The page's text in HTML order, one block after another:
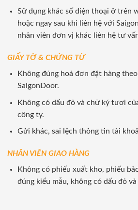
Sử dụng khác số điện thoại ở trên
hoặc ngay sau khi liên hệ với
nhân viên đơn vị khác liên hệ tư
GIẤY TỜ & CHỨNG TỪ
Không đúng hoá đơn đặt hàng
SaigonDoor.
Không có dấu đỏ và chữ ký tươi
công ty.
Gửi khác, sai lệch thông tin tài
NHÂN VIÊN GIAO HÀNG
Không có phiếu xuất kho, phiếu
đúng kiểu mẫu, không có dấu đỏ